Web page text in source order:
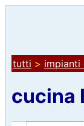
tutti > impianti
cucina